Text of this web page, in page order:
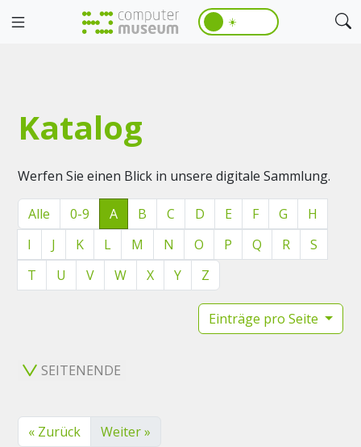
☀️
Katalog
Werfen Sie einen Blick in unsere digitale Sammlung.
Alle 0-9 A B C D E F G
H
I
J K L M N O P Q R
S
T
U V W X Y Z
Einträge pro Seite
SEITENENDE
« Zurück Weiter »